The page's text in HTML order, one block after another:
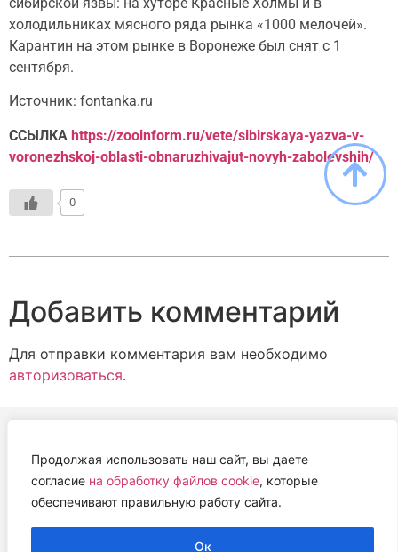
Продолжая использовать наш сайт, вы даете
согласие на обработку файлов cookie, которые
обеспечивают правильную работу сайта.
Ок
холодильниках мясного ряда рынка «1000 мелочей».
Карантин на этом рынке в Воронеже был снят с 1
сентября.
Источник: fontanka.ru
ССЫЛКА https://zooinform.ru/vete/sibirskaya-yazva-v-
voronezhskoj-oblasti-obnaruzhivajut-novyh-zabolevshih/
0
Добавить комментарий
Для отправки комментария вам необходимо
авторизоваться.
АВТОНОМНАЯ НЕКОММЕРЧЕСКАЯ ОРГАНИЗАЦИЯ
«ЦЕНТР ВЕТЕРИНАРНОЙ ТЕРАПИИ, ИММУНОЛОГИИ И
ИММУНОПАТОЛОГИИ» (ЦВЕТИ)
Работем с 2019 года.